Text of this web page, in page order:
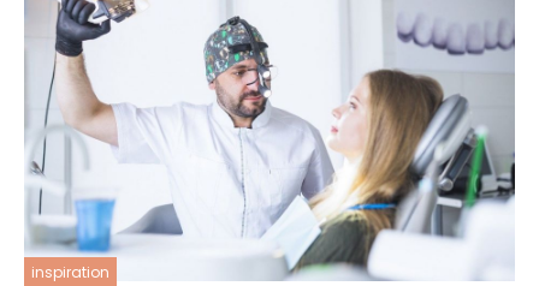
inspiration